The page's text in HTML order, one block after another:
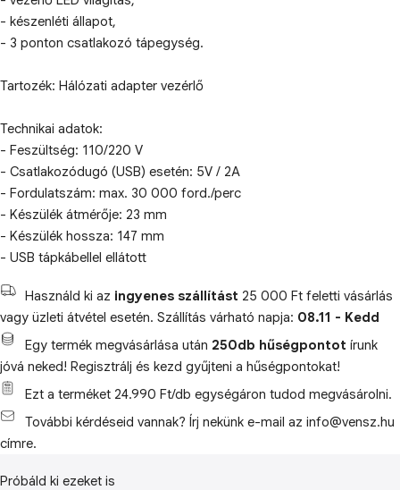
- készenléti állapot,
- 3 ponton csatlakozó tápegység.
Tartozék: Hálózati adapter vezérlő
Technikai adatok:
- Feszültség: 110/220 V
- Csatlakozódugó (USB) esetén: 5V / 2A
- Fordulatszám: max. 30 000 ford./perc
- Készülék átmérője: 23 mm
- Készülék hossza: 147 mm
- USB tápkábellel ellátott
Használd ki az ingyenes szállítást 25 000 Ft feletti vásárlás
vagy üzleti átvétel esetén. Szállítás várható napja: 08.11 - Kedd
Egy termék megvásárlása után 250db hűségpontot írunk
jóvá neked! Regisztrálj és kezd gyűjteni a hűségpontokat!
Ezt a terméket 24.990 Ft/db egységáron tudod megvásárolni.
További kérdéseid vannak? Írj nekünk e-mail az info@vensz.hu
címre.
Próbáld ki ezeket is